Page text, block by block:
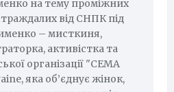
на тему проміжних
від СНПК під
– мисткиня,
активістка та
організації "СЕМА
яка об’єднує жінок,